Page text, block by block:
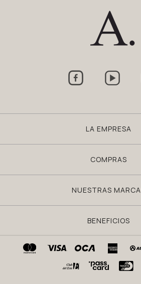
LA EMPRESA
COMPRAS
NUESTRAS
BENEFICIOS
 